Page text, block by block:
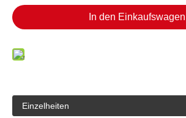
In den Einkaufswagen
Einzelheiten